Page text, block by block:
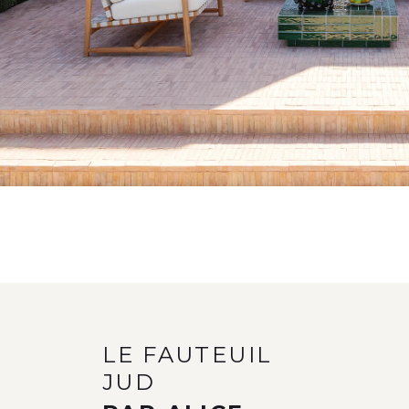
LE FAUTEUIL
JUD